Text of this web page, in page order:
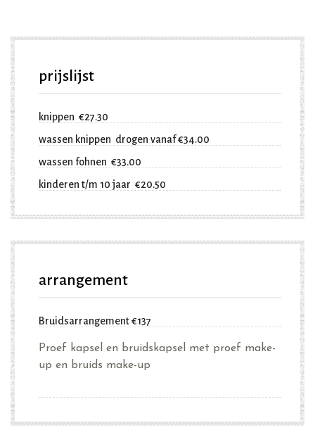
prijslijst
knippen €27.30
wassen knippen drogen vanaf €34.00
wassen fohnen €33.00
kinderen t/m 10 jaar €20.50
arrangement
Bruidsarrangement €137
Proef kapsel en bruidskapsel met proef make-
up en bruids make-up